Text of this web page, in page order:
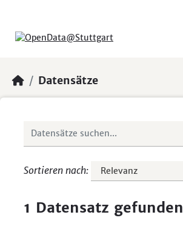
Datensätze
Sortieren nach
1 Datensatz gefunden